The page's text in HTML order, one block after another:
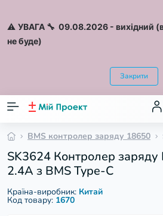
⚠️ УВАГА 🔧 09.08.2026 - вихідний
не буде)
Закрити
BMS контролер заряду 18650
SK3624 Контролер заряду
2.4A з BMS Type-C
Країна-виробник: Китай
Код товару: 1670